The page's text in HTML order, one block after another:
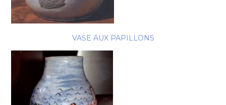
VASE AUX PAPILLONS